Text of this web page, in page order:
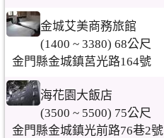
金城艾美商務旅館
(1400 ~ 3380) 68公尺
金門縣金城鎮莒光路164號
海花園大飯店
(3500 ~ 5500) 75公尺
金門縣金城鎮光前路76巷2號